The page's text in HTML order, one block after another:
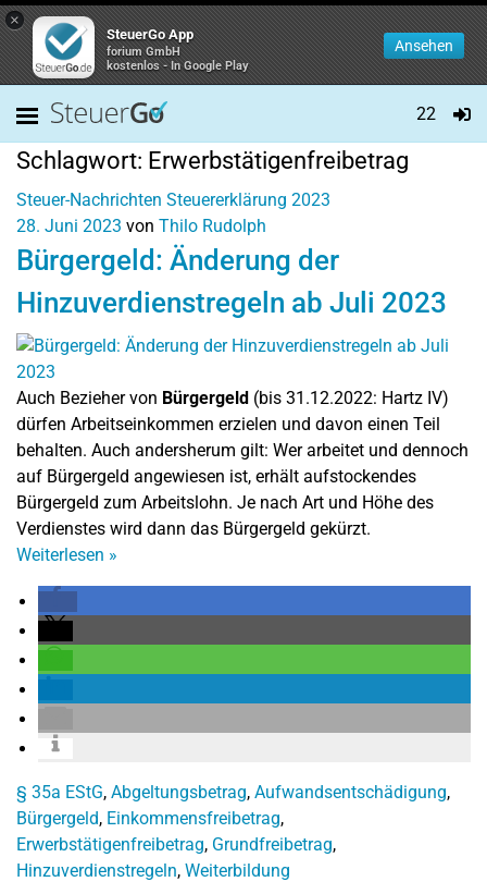
×
SteuerGo App
forium GmbH
kostenlos - In Google Play
Ansehen
22
Schlagwort: Erwerbstätigenfreibetrag
Steuer-Nachrichten Steuererklärung 2023
28. Juni 2023 von Thilo Rudolph
Bürgergeld: Änderung der
Hinzuverdienstregeln ab Juli 2023
Auch Bezieher von Bürgergeld (bis 31.12.2022: Hartz IV)
dürfen Arbeitseinkommen erzielen und davon einen Teil
behalten. Auch andersherum gilt: Wer arbeitet und dennoch
auf Bürgergeld angewiesen ist, erhält aufstockendes
Bürgergeld zum Arbeitslohn. Je nach Art und Höhe des
Verdienstes wird dann das Bürgergeld gekürzt.
Weiterlesen »
§ 35a EStG, Abgeltungsbetrag, Aufwandsentschädigung,
Bürgergeld, Einkommensfreibetrag,
Erwerbstätigenfreibetrag, Grundfreibetrag,
Hinzuverdienstregeln, Weiterbildung